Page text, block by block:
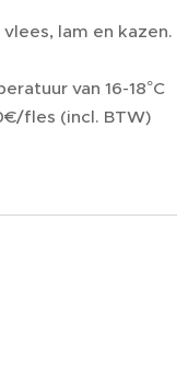
lam en kazen.
van 16-18°C
fles (incl. BTW)